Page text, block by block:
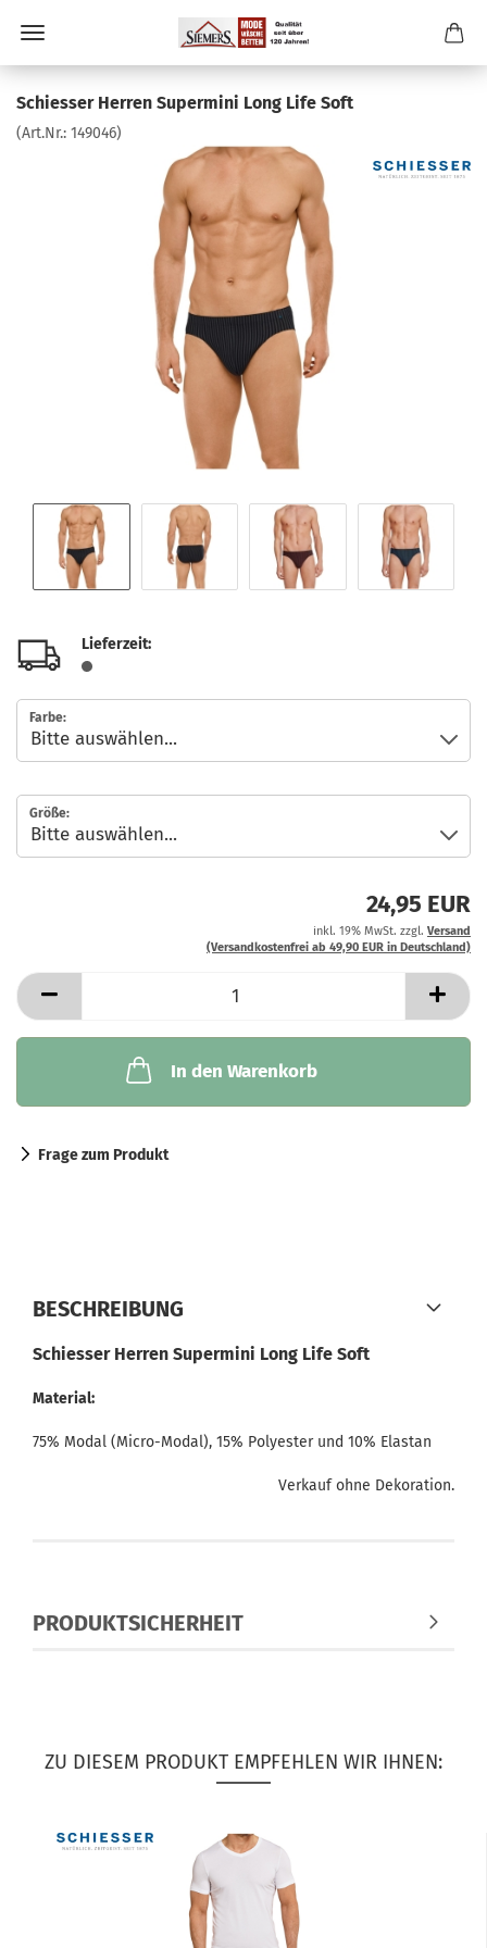
Schiesser Herren Supermini Long Life Soft
(Art.Nr.: 149046)
Lieferzeit:
Farbe:
Größe:
24,95 EUR
inkl. 19% MwSt. zzgl. Versand
(Versandkostenfrei ab 49,90 EUR in Deutschland)
In den Warenkorb
Frage zum Produkt
BESCHREIBUNG
Schiesser Herren Supermini Long Life Soft
Material:
75% Modal (Micro-Modal), 15% Polyester und 10% Elastan
Verkauf ohne Dekoration.
PRODUKTSICHERHEIT
ZU DIESEM PRODUKT EMPFEHLEN WIR IHNEN: